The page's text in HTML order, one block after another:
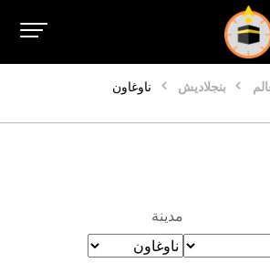
بنجلاديش ناوغاون
مدينة